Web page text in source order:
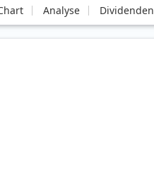
Analyse Dividenden